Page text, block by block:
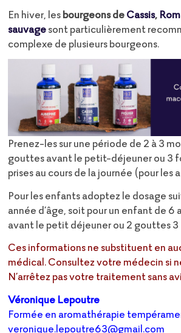
En hiver, lesbourgeons deCassis,
sauvagesont particulièrement
complexe de plusieurs bourgeons.
Prenez-les sur une période de 2 à 3
gouttes avant le petit-déjeuner ou 3
prises au cours de la journée (pour les
Pour les enfants adoptez le dosage
année d’âge, soit pour un enfant de 6
avant le petit déjeuner ou 2 gouttes 3
Ces informations ne substituent en
médical. Consultez votre médecin si
N’arrêtez pas votre traitement sans
Véronique Lepoutre
Formée en aromathérapie
veronique.lepoutre63@gmail.com